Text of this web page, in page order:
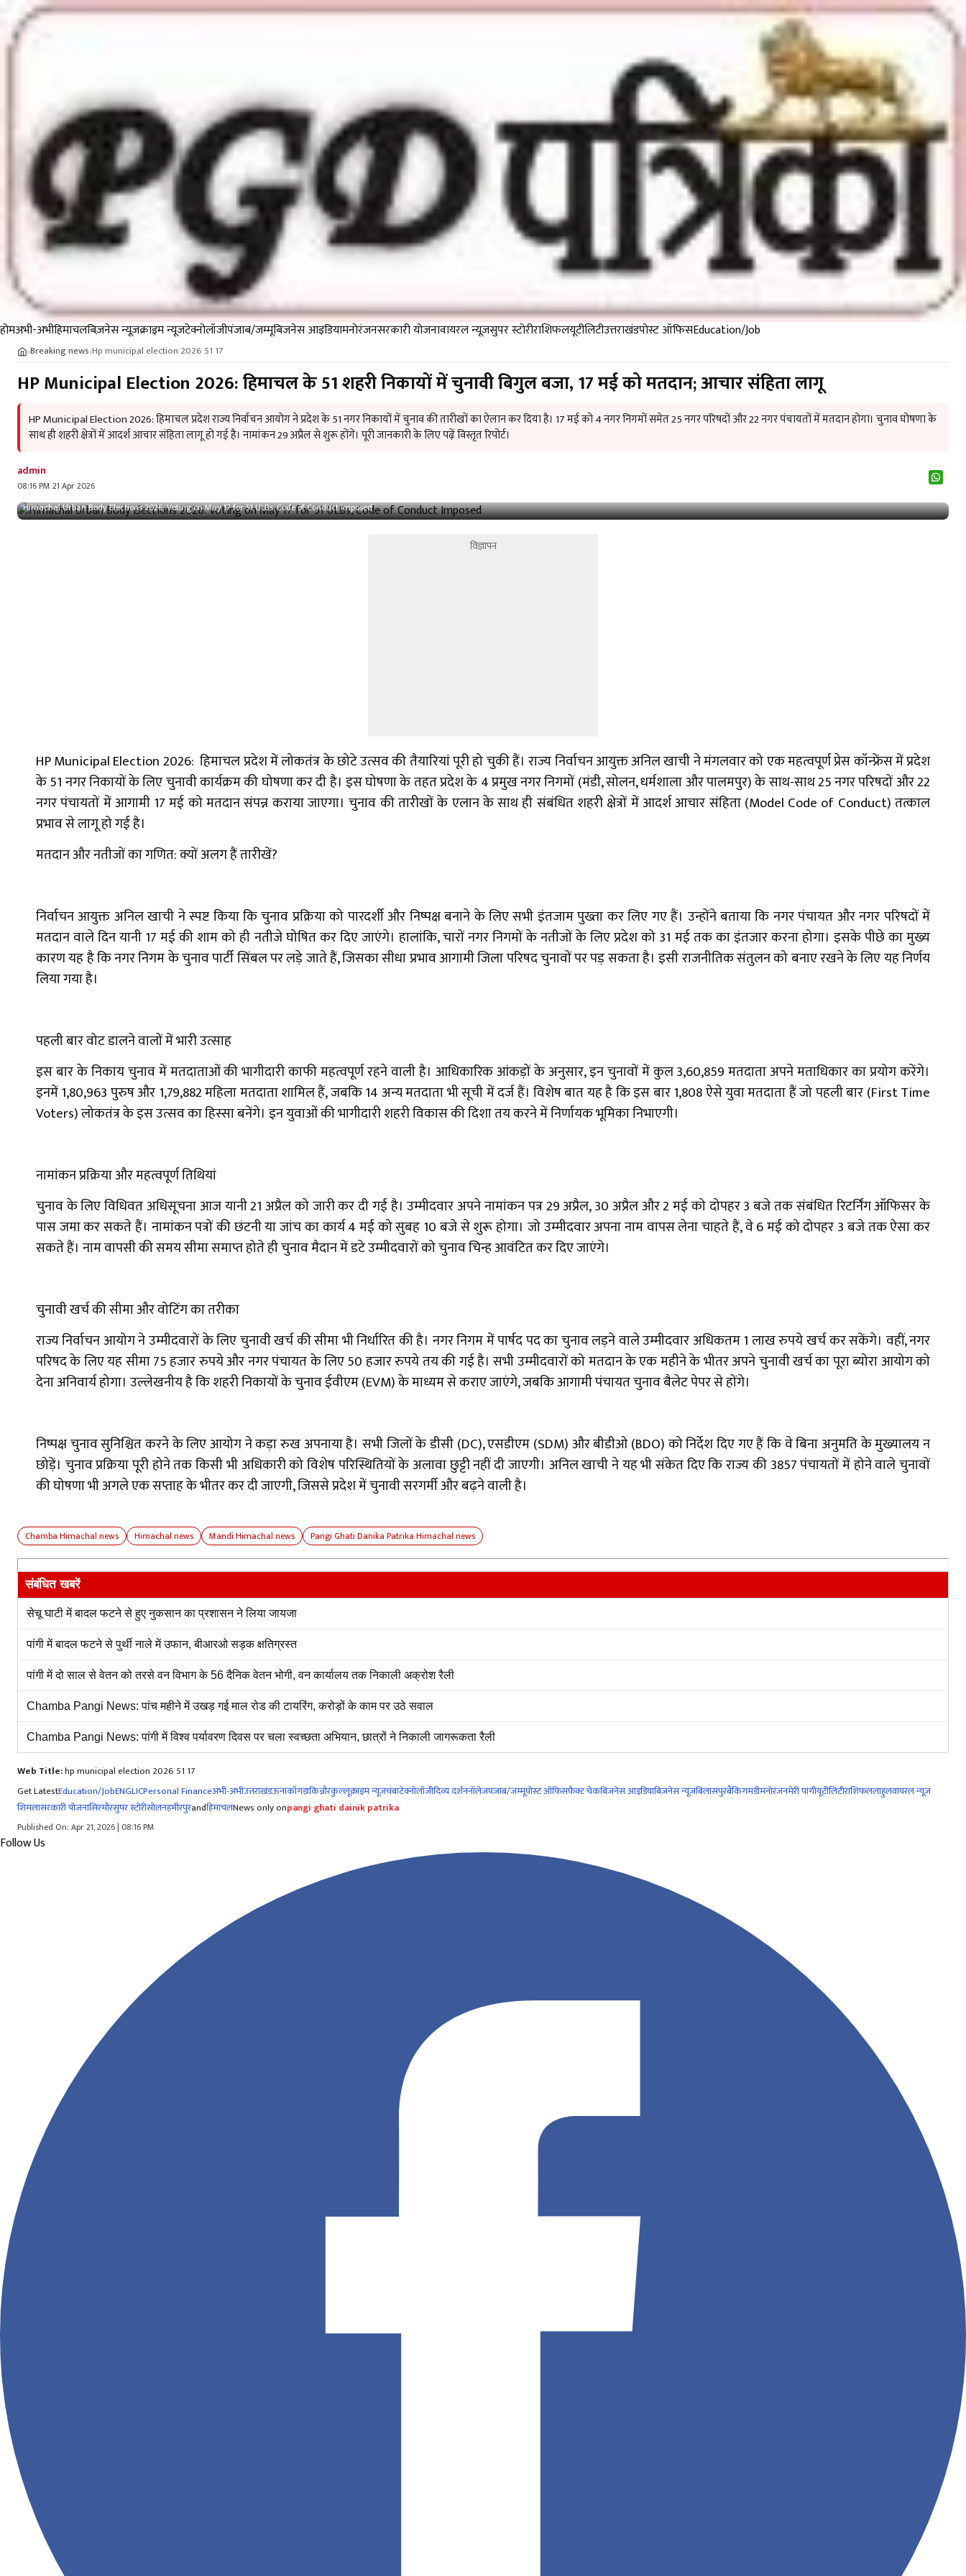
होमअभी-अभीहिमाचलबिज़नेस न्यूज़क्राइम न्यूजटेक्नोलॉजीपंजाब/जम्मूबिजनेस आइडियामनोरंजनसरकारी योजनावायरल न्यूज़सुपर स्टोरीराशिफलयूटीलिटीउत्तराखंडपोस्ट ऑफिसEducation/Job
›Breaking news›Hp municipal election 2026 51 17
HP Municipal Election 2026: हिमाचल के 51 शहरी निकायों में चुनावी बिगुल बजा, 17 मई को मतदान; आचार संहिता लागू
HP Municipal Election 2026: हिमाचल प्रदेश राज्य निर्वाचन आयोग ने प्रदेश के 51 नगर निकायों में चुनाव की तारीखों का ऐलान कर दिया है। 17 मई को 4 नगर निगमों समेत 25 नगर परिषदों और 22 नगर पंचायतों में मतदान होगा। चुनाव घोषणा के
साथ ही शहरी क्षेत्रों में आदर्श आचार संहिता लागू हो गई है। नामांकन 29 अप्रैल से शुरू होंगे। पूरी जानकारी के लिए पढ़ें विस्तृत रिपोर्ट।
admin
08:16 PM 21 Apr 2026
Himachal Urban Body Elections 2026: Voting on May 17 for 51 ULBs, Code of Conduct Imposed
विज्ञापन
HP Municipal Election 2026: हिमाचल प्रदेश में लोकतंत्र के छोटे उत्सव की तैयारियां पूरी हो चुकी हैं। राज्य निर्वाचन आयुक्त अनिल खाची ने मंगलवार को एक महत्वपूर्ण प्रेस कॉन्फ्रेंस में प्रदेश
के 51 नगर निकायों के लिए चुनावी कार्यक्रम की घोषणा कर दी है। इस घोषणा के तहत प्रदेश के 4 प्रमुख नगर निगमों (मंडी, सोलन, धर्मशाला और पालमपुर) के साथ-साथ 25 नगर परिषदों और 22
नगर पंचायतों में आगामी 17 मई को मतदान संपन्न कराया जाएगा। चुनाव की तारीखों के एलान के साथ ही संबंधित शहरी क्षेत्रों में आदर्श आचार संहिता (Model Code of Conduct) तत्काल
प्रभाव से लागू हो गई है।
मतदान और नतीजों का गणित: क्यों अलग हैं तारीखें?
निर्वाचन आयुक्त अनिल खाची ने स्पष्ट किया कि चुनाव प्रक्रिया को पारदर्शी और निष्पक्ष बनाने के लिए सभी इंतजाम पुख्ता कर लिए गए हैं। उन्होंने बताया कि नगर पंचायत और नगर परिषदों में
मतदान वाले दिन यानी 17 मई की शाम को ही नतीजे घोषित कर दिए जाएंगे। हालांकि, चारों नगर निगमों के नतीजों के लिए प्रदेश को 31 मई तक का इंतजार करना होगा। इसके पीछे का मुख्य
कारण यह है कि नगर निगम के चुनाव पार्टी सिंबल पर लड़े जाते हैं, जिसका सीधा प्रभाव आगामी जिला परिषद चुनावों पर पड़ सकता है। इसी राजनीतिक संतुलन को बनाए रखने के लिए यह निर्णय
लिया गया है।
पहली बार वोट डालने वालों में भारी उत्साह
इस बार के निकाय चुनाव में मतदाताओं की भागीदारी काफी महत्वपूर्ण रहने वाली है। आधिकारिक आंकड़ों के अनुसार, इन चुनावों में कुल 3,60,859 मतदाता अपने मताधिकार का प्रयोग करेंगे।
इनमें 1,80,963 पुरुष और 1,79,882 महिला मतदाता शामिल हैं, जबकि 14 अन्य मतदाता भी सूची में दर्ज हैं। विशेष बात यह है कि इस बार 1,808 ऐसे युवा मतदाता हैं जो पहली बार (First Time
Voters) लोकतंत्र के इस उत्सव का हिस्सा बनेंगे। इन युवाओं की भागीदारी शहरी विकास की दिशा तय करने में निर्णायक भूमिका निभाएगी।
नामांकन प्रक्रिया और महत्वपूर्ण तिथियां
चुनाव के लिए विधिवत अधिसूचना आज यानी 21 अप्रैल को जारी कर दी गई है। उम्मीदवार अपने नामांकन पत्र 29 अप्रैल, 30 अप्रैल और 2 मई को दोपहर 3 बजे तक संबंधित रिटर्निंग ऑफिसर के
पास जमा कर सकते हैं। नामांकन पत्रों की छंटनी या जांच का कार्य 4 मई को सुबह 10 बजे से शुरू होगा। जो उम्मीदवार अपना नाम वापस लेना चाहते हैं, वे 6 मई को दोपहर 3 बजे तक ऐसा कर
सकते हैं। नाम वापसी की समय सीमा समाप्त होते ही चुनाव मैदान में डटे उम्मीदवारों को चुनाव चिन्ह आवंटित कर दिए जाएंगे।
चुनावी खर्च की सीमा और वोटिंग का तरीका
राज्य निर्वाचन आयोग ने उम्मीदवारों के लिए चुनावी खर्च की सीमा भी निर्धारित की है। नगर निगम में पार्षद पद का चुनाव लड़ने वाले उम्मीदवार अधिकतम 1 लाख रुपये खर्च कर सकेंगे। वहीं, नगर
परिषद के लिए यह सीमा 75 हजार रुपये और नगर पंचायत के लिए 50 हजार रुपये तय की गई है। सभी उम्मीदवारों को मतदान के एक महीने के भीतर अपने चुनावी खर्च का पूरा ब्योरा आयोग को
देना अनिवार्य होगा। उल्लेखनीय है कि शहरी निकायों के चुनाव ईवीएम (EVM) के माध्यम से कराए जाएंगे, जबकि आगामी पंचायत चुनाव बैलेट पेपर से होंगे।
निष्पक्ष चुनाव सुनिश्चित करने के लिए आयोग ने कड़ा रुख अपनाया है। सभी जिलों के डीसी (DC), एसडीएम (SDM) और बीडीओ (BDO) को निर्देश दिए गए हैं कि वे बिना अनुमति के मुख्यालय न
छोड़ें। चुनाव प्रक्रिया पूरी होने तक किसी भी अधिकारी को विशेष परिस्थितियों के अलावा छुट्टी नहीं दी जाएगी। अनिल खाची ने यह भी संकेत दिए कि राज्य की 3857 पंचायतों में होने वाले चुनावों
की घोषणा भी अगले एक सप्ताह के भीतर कर दी जाएगी, जिससे प्रदेश में चुनावी सरगर्मी और बढ़ने वाली है।
Chamba Himachal news Himachal news Mandi Himachal news Pangi Ghati Danika Patrika Himachal news
संबंधित खबरें
सेचू घाटी में बादल फटने से हुए नुकसान का प्रशासन ने लिया जायजा
पांगी में बादल फटने से पुर्थी नाले में उफान, बीआरओ सड़क क्षतिग्रस्त
पांगी में दो साल से वेतन को तरसे वन विभाग के 56 दैनिक वेतन भोगी, वन कार्यालय तक निकाली अक्रोश रैली
Chamba Pangi News: पांच महीने में उखड़ गई माल रोड की टायरिंग, करोड़ों के काम पर उठे सवाल
Chamba Pangi News: पांगी में विश्व पर्यावरण दिवस पर चला स्वच्छता अभियान, छात्रों ने निकाली जागरूकता रैली
Web Title:hp municipal election 2026 51 17
Get LatestEducation/JobENGLICPersonal Financeअभी-अभीउत्तराखंडऊनाकाँगड़ाकिन्नौरकुल्लूक्राइम न्यूजचंबाटेक्नोलॉजीदिव्य दर्शननॉलेजपंजाब/जम्मूपोस्ट ऑफिसफ़ैक्ट चेकबिजनेस आइडियाबिज़नेस न्यूज़बिलासपुरबैंकिंगमंडीमनोरंजनमेरी पांगीयूटीलिटीराशिफललाहुलवायरल न्यूज़
शिमलासरकारी योजनासिरमौरसुपर स्टोरीसोलनहमीरपुरandहिमाचलNews only onpangi ghati dainik patrika
Published On: Apr 21, 2026 | 08:16 PM
Follow Us